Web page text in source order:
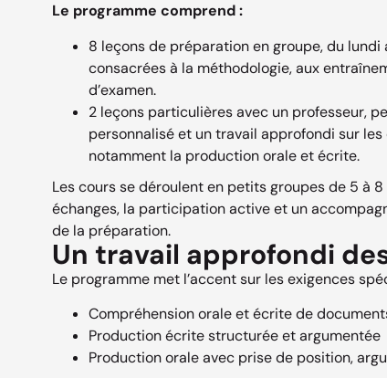
Le programme comprend :
8 leçons de préparation en groupe, du lundi
consacrées à la méthodologie, aux
d’examen.
2 leçons particulières avec un professeur,
personnalisé et un travail approfondi sur
notamment la production orale et écrite.
Les cours se déroulent en petits groupes de 5 à
échanges, la participation active et un
de la préparation.
Un travail approfondi
Le programme met l’accent sur les exigences
Compréhension orale et écrite de
Production écrite structurée et argumentée
Production orale avec prise de position,